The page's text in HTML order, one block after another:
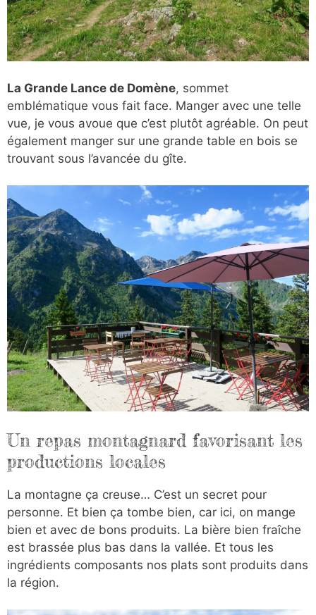
La Grande Lance de Domène, sommet
emblématique vous fait face. Manger avec une telle
vue, je vous avoue que c’est plutôt agréable. On peut
également manger sur une grande table en bois se
trouvant sous l’avancée du gîte.
Un repas montagnard favorisant les
productions locales
La montagne ça creuse… C’est un secret pour
personne. Et bien ça tombe bien, car ici, on mange
bien et avec de bons produits. La bière bien fraîche
est brassée plus bas dans la vallée. Et tous les
ingrédients composants nos plats sont produits dans
la région.